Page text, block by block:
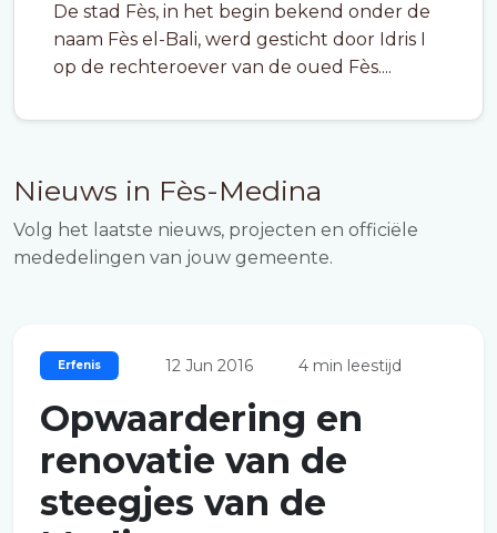
De stad Fès, in het begin bekend onder de
naam Fès el-Bali, werd gesticht door Idris I
op de rechteroever van de oued Fès....
Nieuws in Fès-Medina
Volg het laatste nieuws, projecten en officiële
mededelingen van jouw gemeente.
Erfenis 12 Jun 2016 4 min leestijd
Opwaardering en
renovatie van de
steegjes van de